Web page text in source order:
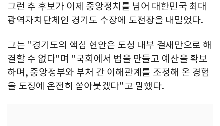
그런 추 후보가 이제 중앙정치를 넘어 대한민국 최대
광역자치단체인 경기도 수장에 도전장을 내밀었다.
그는 "경기도의 핵심 현안은 도청 내부 결재만으로 해
결할 수 없다"며 "국회에서 법을 만들고 예산을 확보
하며, 중앙정부와 부처 간 이해관계를 조정해 온 경험
을 도정에 온전히 쏟아붓겠다"고 말했다.